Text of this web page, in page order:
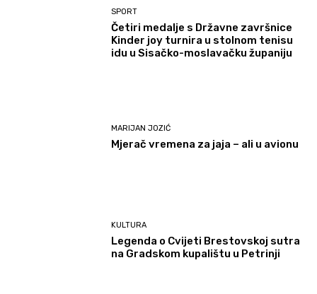
SPORT
Četiri medalje s Državne završnice
Kinder joy turnira u stolnom tenisu
idu u Sisačko-moslavačku županiju
MARIJAN JOZIĆ
Mjerač vremena za jaja – ali u avionu
KULTURA
Legenda o Cvijeti Brestovskoj sutra
na Gradskom kupalištu u Petrinji